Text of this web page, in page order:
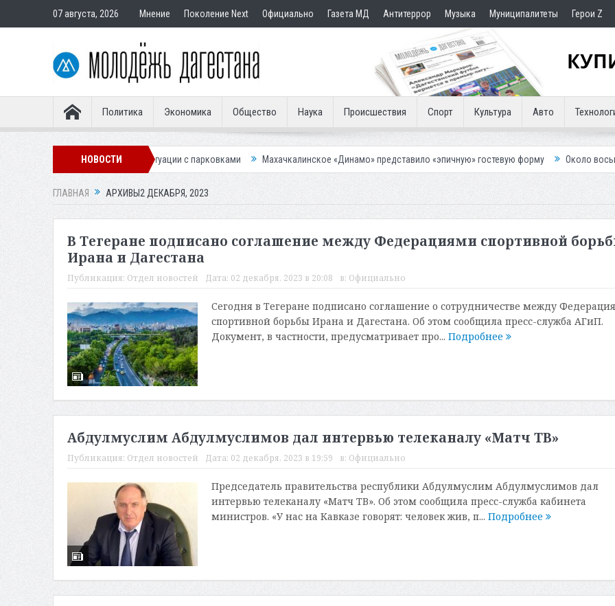
07 августа, 2026 Мнение Поколение Next Официально Газета МД Антитеррор Музыка Муниципалитеты Герои Z
Политика Экономика Общество Наука Происшествия Спорт Культура Авто
НОВОСТИ
для улучшения ситуации с парковками Махачкалинское «Динамо» представило «эпичную» гостевую форму Около восьми тысяч
ГЛАВНАЯ АРХИВЫ2 ДЕКАБРЯ, 2023
В Тегеране подписано соглашение между Федерациями спортивной
Ирана и Дагестана
Публикация: Отдел новостей Дата: 02 декабря, 2023 в 20:08 в: Официально
Сегодня в Тегеране подписано соглашение о сотрудничестве между
спортивной борьбы Ирана и Дагестана. Об этом сообщила пресс-служба АГиП.
Документ, в частности, предусматривает про... Подробнее
Абдулмуслим Абдулмуслимов дал интервью телеканалу «Матч ТВ»
Публикация: Отдел новостей Дата: 02 декабря, 2023 в 19:59 в: Официально
Председатель правительства республики Абдулмуслим Абдулмуслимов дал
интервью телеканалу «Матч ТВ». Об этом сообщила пресс-служба кабинета
министров. «У нас на Кавказе говорят: человек жив, п... Подробнее